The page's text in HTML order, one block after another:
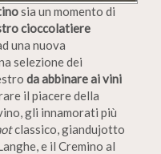
sia un momento di
cioccolatiere
una nuova
selezione dei
da abbinare ai vini
il piacere della
gli innamorati più
classico, giandujotto
e il Cremino al